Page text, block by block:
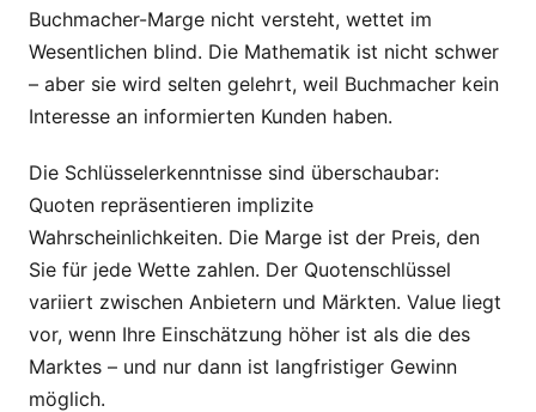
Buchmacher-Marge nicht versteht, wettet im
Wesentlichen blind. Die Mathematik ist nicht schwer
– aber sie wird selten gelehrt, weil Buchmacher kein
Interesse an informierten Kunden haben.
Die Schlüsselerkenntnisse sind überschaubar:
Quoten repräsentieren implizite
Wahrscheinlichkeiten. Die Marge ist der Preis, den
Sie für jede Wette zahlen. Der Quotenschlüssel
variiert zwischen Anbietern und Märkten. Value liegt
vor, wenn Ihre Einschätzung höher ist als die des
Marktes – und nur dann ist langfristiger Gewinn
möglich.